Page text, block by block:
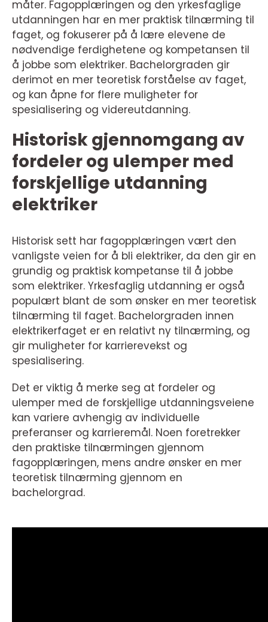
måter. Fagopplæringen og den yrkesfaglige
utdanningen har en mer praktisk tilnærming til
faget, og fokuserer på å lære elevene de
nødvendige ferdighetene og kompetansen til
å jobbe som elektriker. Bachelorgraden gir
derimot en mer teoretisk forståelse av faget,
og kan åpne for flere muligheter for
spesialisering og videreutdanning.
Historisk gjennomgang av
fordeler og ulemper med
forskjellige utdanning
elektriker
Historisk sett har fagopplæringen vært den
vanligste veien for å bli elektriker, da den gir en
grundig og praktisk kompetanse til å jobbe
som elektriker. Yrkesfaglig utdanning er også
populært blant de som ønsker en mer teoretisk
tilnærming til faget. Bachelorgraden innen
elektrikerfaget er en relativt ny tilnærming, og
gir muligheter for karrierevekst og
spesialisering.
Det er viktig å merke seg at fordeler og
ulemper med de forskjellige utdanningsveiene
kan variere avhengig av individuelle
preferanser og karrieremål. Noen foretrekker
den praktiske tilnærmingen gjennom
fagopplæringen, mens andre ønsker en mer
teoretisk tilnærming gjennom en
bachelorgrad.